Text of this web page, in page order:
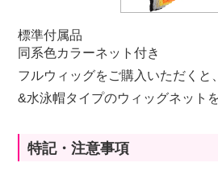
標準付属品
同系色カラーネット付き
フルウィッグをご購入いただくと
&水泳帽タイプのウィッグネット
特記・注意事項